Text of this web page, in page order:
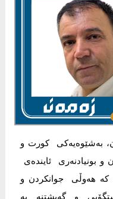
به‌شێوه‌یه‌كی‌ كورت و
و بونیادنه‌ری‌ ئاینده‌ی‌
هه‌وڵی‌ جوانكردن و
و گه‌یشتنه‌ به‌